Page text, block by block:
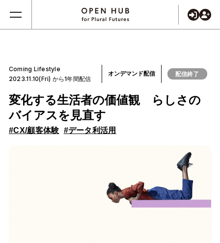
Coming Lifestyle
2023.11.10(Fri) から1年間配信
オンデマンド配信 配信終了
変化する生活者の価値観 らしさの
バイアスを見直す
#CX/顧客体験 #データ利活用